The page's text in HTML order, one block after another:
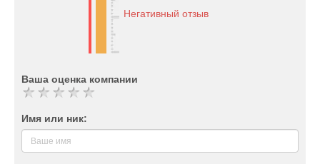
Негативный отзыв
Ваша оценка компании
Имя или ник: